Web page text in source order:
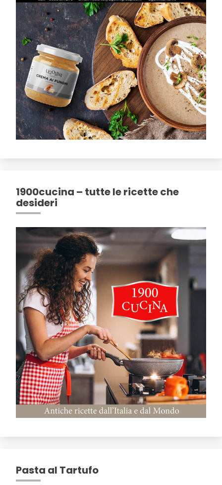
1900cucina – tutte le ricette che
desideri
Pasta al Tartufo